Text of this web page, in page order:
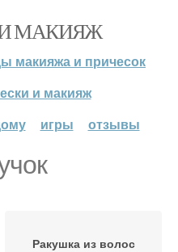
МАКИЯЖ
макияжа и причесок
и макияж
игры отзывы
Ракушка из волос